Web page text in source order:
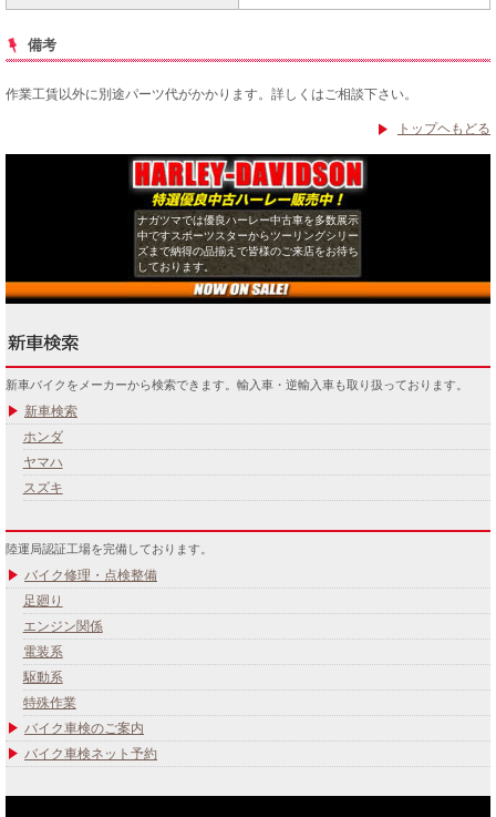
備考
作業工賃以外に別途パーツ代がかかります。詳しくはご相談下さい。
トップヘもどる
ナガツマでは優良ハーレー中古車を多数展示
中ですスポーツスターからツーリングシリー
ズまで納得の品揃えで皆様のご来店をお待ち
しております。
新車バイクをメーカーから検索できます。輸入車・逆輸入車も取り扱っております。
新車検索
ホンダ
ヤマハ
スズキ
陸運局認証工場を完備しております。
バイク修理・点検整備
足廻り
エンジン関係
電装系
駆動系
特殊作業
バイク車検のご案内
バイク車検ネット予約